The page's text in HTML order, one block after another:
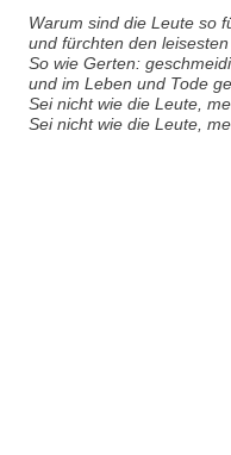
Warum sind die Leute so
und fürchten den
So wie Gerten:
und im Leben und Tode
Sei nicht wie die Leute,
Sei nicht wie die Leute,